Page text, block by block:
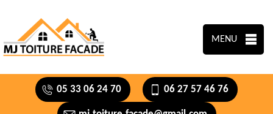
MENU
05 33 06 24 70 06 27 57 46 76